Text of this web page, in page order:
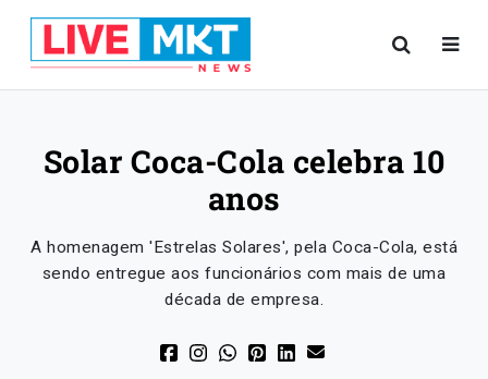
Solar Coca-Cola celebra 10
anos
A homenagem 'Estrelas Solares', pela Coca-Cola, está
sendo entregue aos funcionários com mais de uma
década de empresa.